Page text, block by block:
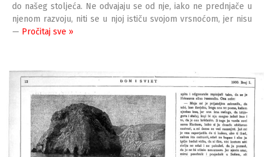
do našeg stoljeća. Ne odvajaju se od nje, iako ne prednjače u
njenom razvoju, niti se u njoj ističu svojom vrsnoćom, jer nisu
— Pročitaj sve »